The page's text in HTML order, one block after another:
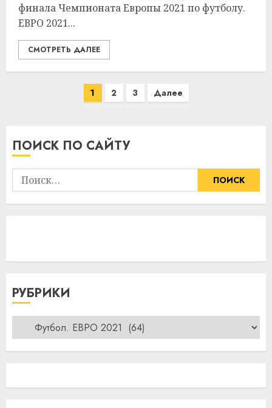
финала Чемпионата Европы 2021 по футболу.
ЕВРО 2021...
СМОТРЕТЬ ДАЛЕЕ
1 2 3 Далее
ПОИСК ПО САЙТУ
Найти:
РУБРИКИ
Рубрики